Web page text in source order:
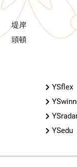
堤岸
頭頓
YSflex
YSedu